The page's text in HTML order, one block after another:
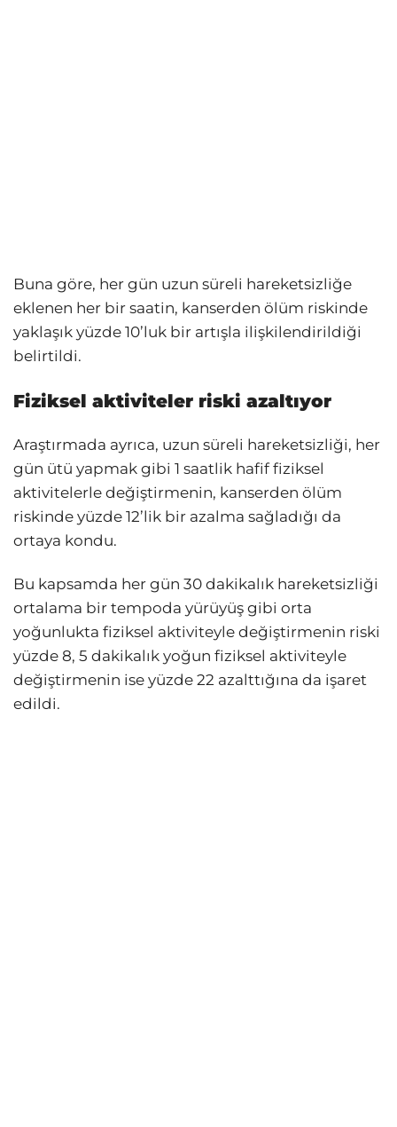
Buna göre, her gün uzun süreli hareketsizliğe
eklenen her bir saatin, kanserden ölüm riskinde
yaklaşık yüzde 10’luk bir artışla ilişkilendirildiği
belirtildi.
Fiziksel aktiviteler riski azaltıyor
Araştırmada ayrıca, uzun süreli hareketsizliği, her
gün ütü yapmak gibi 1 saatlik hafif fiziksel
aktivitelerle değiştirmenin, kanserden ölüm
riskinde yüzde 12’lik bir azalma sağladığı da
ortaya kondu.
Bu kapsamda her gün 30 dakikalık hareketsizliği
ortalama bir tempoda yürüyüş gibi orta
yoğunlukta fiziksel aktiviteyle değiştirmenin riski
yüzde 8, 5 dakikalık yoğun fiziksel aktiviteyle
değiştirmenin ise yüzde 22 azalttığına da işaret
edildi.